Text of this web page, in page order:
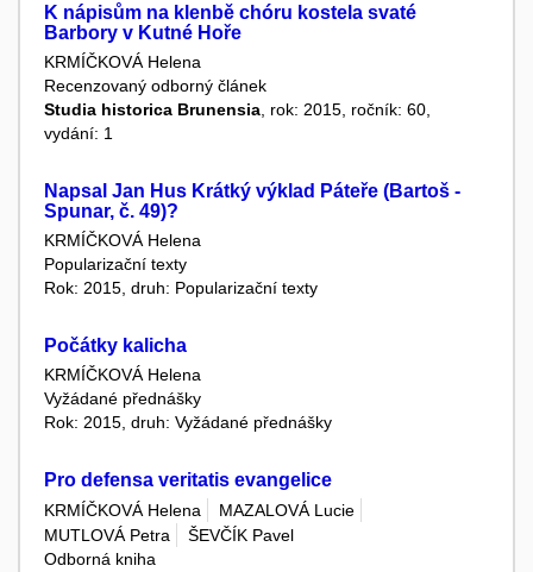
K nápisům na klenbě chóru kostela svaté
Barbory v Kutné Hoře
KRMÍČKOVÁ Helena
Recenzovaný odborný článek
Studia historica Brunensia , rok: 2015, ročník: 60,
vydání: 1
Napsal Jan Hus Krátký výklad Páteře (Bartoš -
Spunar, č. 49)?
KRMÍČKOVÁ Helena
Popularizační texty
Rok: 2015, druh: Popularizační texty
Počátky kalicha
KRMÍČKOVÁ Helena
Vyžádané přednášky
Rok: 2015, druh: Vyžádané přednášky
Pro defensa veritatis evangelice
KRMÍČKOVÁ Helena
MAZALOVÁ Lucie
MUTLOVÁ Petra
ŠEVČÍK Pavel
Odborná kniha